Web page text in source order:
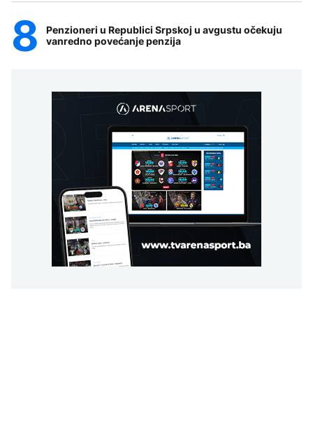
Penzioneri u Republici Srpskoj u avgustu očekuju
vanredno povećanje penzija